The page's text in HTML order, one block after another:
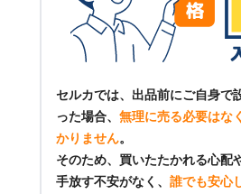
セルカでは、出品前にご自身で
った場合、 無理に売る必要はな
かりません。
そのため、買いたたかれる心配
手放す不安がなく、 誰でも安心